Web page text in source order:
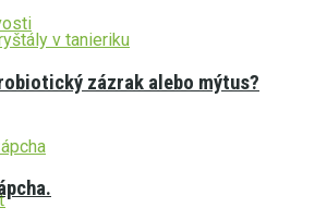
zázrak alebo mýtus?